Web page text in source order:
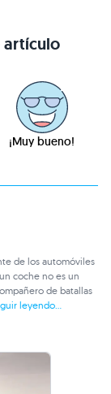
artículo
¡Muy bueno!
de los automóviles
coche no es un
de batallas
leyendo...